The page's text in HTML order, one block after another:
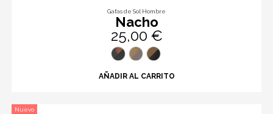
Gafas de Sol Hombre
Nacho
25,00 €
AÑADIR AL CARRITO
Nuevo